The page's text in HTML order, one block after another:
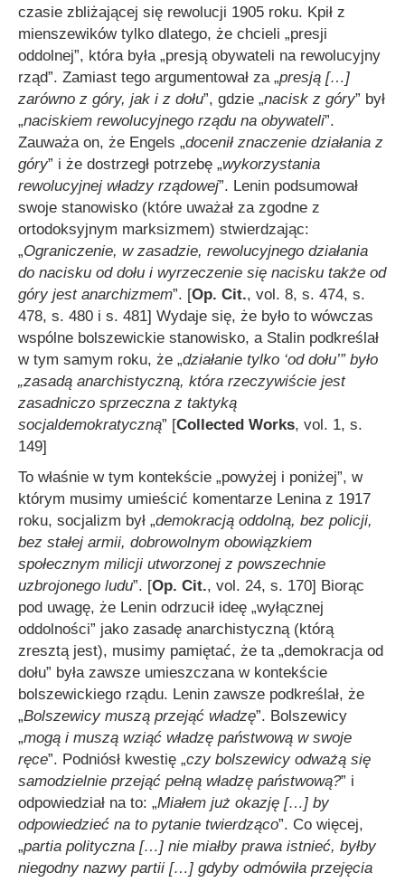
czasie zbliżającej się rewolucji 1905 roku. Kpił z
mienszewików tylko dlatego, że chcieli „presji
oddolnej”, która była „presją obywateli na rewolucyjny
rząd”. Zamiast tego argumentował za „presją […]
zarówno z góry, jak i z dołu”, gdzie „nacisk z góry” był
„naciskiem rewolucyjnego rządu na obywateli”.
Zauważa on, że Engels „docenił znaczenie działania z
góry” i że dostrzegł potrzebę „wykorzystania
rewolucyjnej władzy rządowej”. Lenin podsumował
swoje stanowisko (które uważał za zgodne z
ortodoksyjnym marksizmem) stwierdzając:
„Ograniczenie, w zasadzie, rewolucyjnego działania
do nacisku od dołu i wyrzeczenie się nacisku także od
góry jest anarchizmem”. [Op. Cit., vol. 8, s. 474, s.
478, s. 480 i s. 481] Wydaje się, że było to wówczas
wspólne bolszewickie stanowisko, a Stalin podkreślał
w tym samym roku, że „działanie tylko ‘od dołu’”było
„zasadą anarchistyczną, która rzeczywiście jest
zasadniczo sprzeczna z taktyką
socjaldemokratyczną” [Collected Works, vol. 1, s.
149]
To właśnie w tym kontekście „powyżej i poniżej”, w
którym musimy umieścić komentarze Lenina z 1917
roku, socjalizm był „demokracją oddolną, bez policji,
bez stałej armii, dobrowolnym obowiązkiem
społecznym milicji utworzonej z powszechnie
uzbrojonego ludu”. [Op. Cit., vol. 24, s. 170] Biorąc
pod uwagę, że Lenin odrzucił ideę „wyłącznej
oddolności” jako zasadę anarchistyczną (którą
zresztą jest), musimy pamiętać, że ta „demokracja od
dołu” była zawsze umieszczana w kontekście
bolszewickiego rządu. Lenin zawsze podkreślał, że
„Bolszewicy muszą przejąć władzę”. Bolszewicy
„mogą i muszą wziąć władzę państwową w swoje
ręce”. Podniósł kwestię „czy bolszewicy odważą się
samodzielnie przejąć pełną władzę państwową?” i
odpowiedział na to: „Miałem już okazję […] by
odpowiedzieć na to pytanie twierdząco”. Co więcej,
„partia polityczna […] nie miałby prawa istnieć, byłby
niegodny nazwy partii […] gdyby odmówiła przejęcia